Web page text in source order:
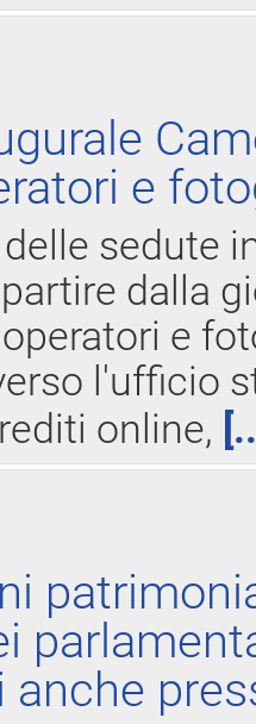
e
sedute
dalla
e
l'ufficio
online,